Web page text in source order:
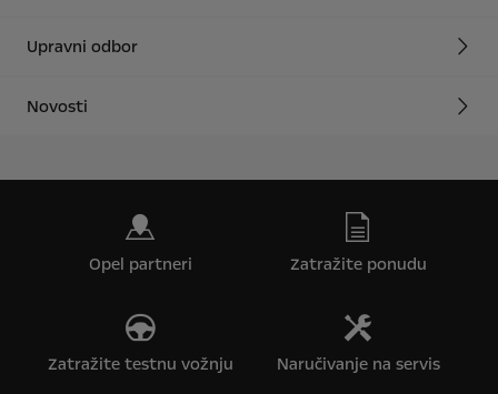
Upravni odbor
Novosti
Opel partneri Zatražite ponudu
Zatražite testnu vožnju Naručivanje na servis